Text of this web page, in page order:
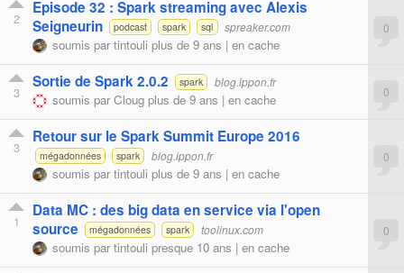
2
Episode 32 : Spark streaming avec Alexis
Seigneurin
podcast spark sql spreaker.com
soumis partintouli plus de 9 ans | en cache
0
3
Sortie de Spark 2.0.2 spark blog.ippon.fr
soumis parCloug plus de 9 ans | en cache 0
3
Retour sur le Spark Summit Europe 2016
mégadonnées spark blog.ippon.fr
soumis partintouli plus de 9 ans | en cache
0
1
Data MC : des big data en service via l'open
source
mégadonnées spark toolinux.com
soumis partintouli presque 10 ans | en cache
0